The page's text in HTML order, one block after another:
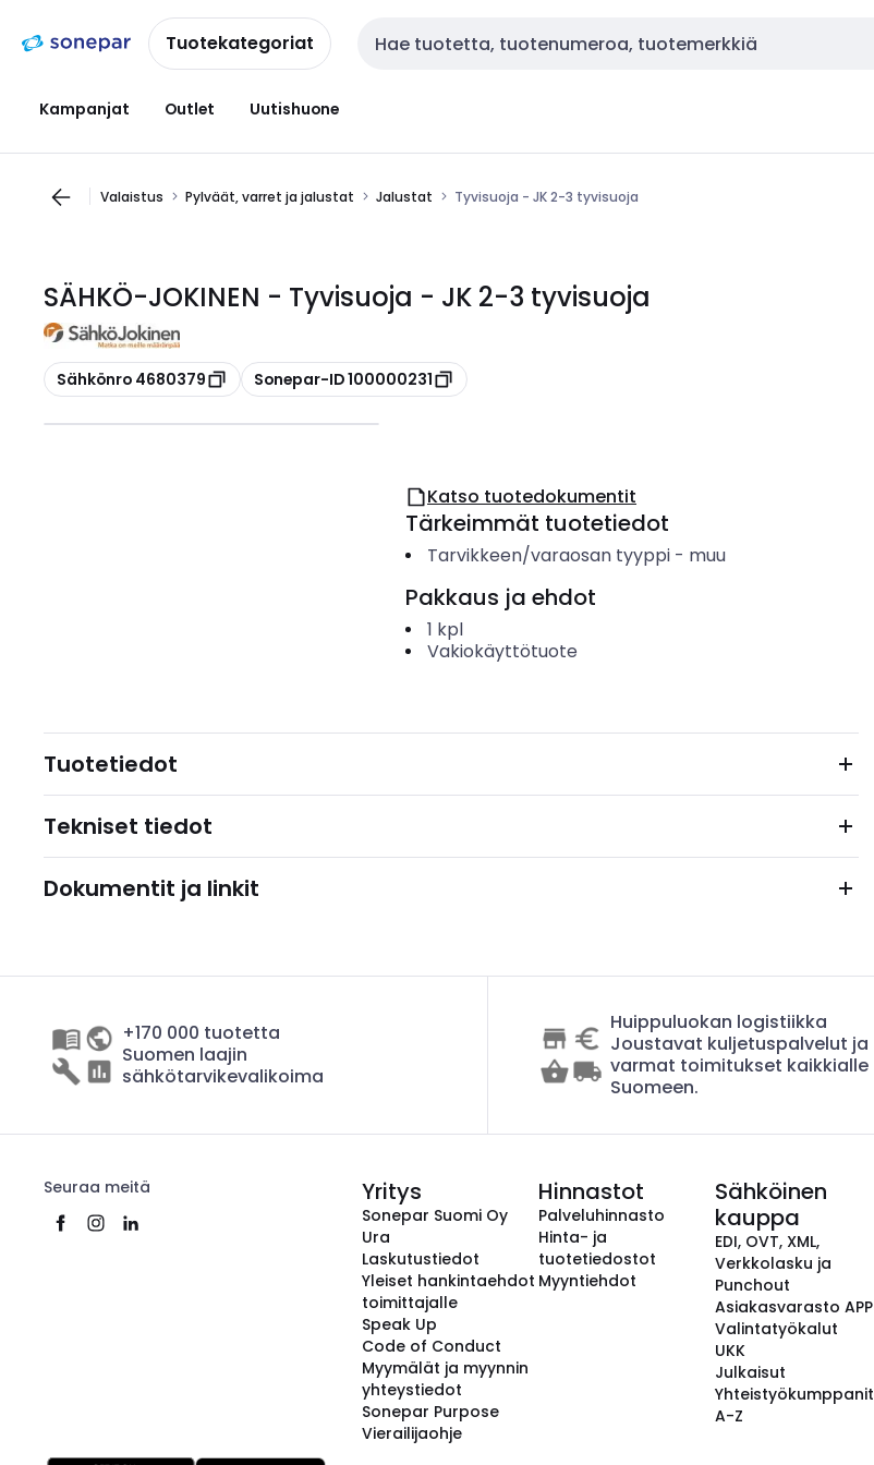
navigointiinsisältöönTuotekategoriat Haku
Kampanjat Outlet Uutishuone
Valaistus Pylväät, varret ja jalustat Jalustat Tyvisuoja - JK 2-3 tyvisuoja
SÄHKÖ-JOKINEN - Tyvisuoja - JK 2-3 tyvisuoja
Kopioi
Sähkönro 4680379 Kopioi
Sonepar-ID 100000231
Katso tuotedokumentit
Tärkeimmät tuotetiedot
Tarvikkeen/varaosan tyyppi- muu
Pakkaus ja ehdot
1 kpl
Vakiokäyttötuote
Tuotetiedot
Tekniset tiedot
Dokumentit ja linkit
+170 000 tuotetta
Suomen laajin
sähkötarvikevalikoima
Huippuluokan logistiikka
Joustavat kuljetuspalvelut ja
varmat toimitukset kaikkialle
Suomeen.
Seuraa meitä Yritys
Sonepar Suomi Oy
Ura
Laskutustiedot
Yleiset hankintaehdot
toimittajalle
Speak Up
Code of Conduct
Myymälät ja myynnin
yhteystiedot
Sonepar Purpose
Vierailijaohje
Hinnastot
Palveluhinnasto
Hinta- ja
tuotetiedostot
Myyntiehdot
Sähköinen
kauppa
EDI, OVT, XML,
Verkkolasku ja
Punchout
Asiakasvarasto APP
Valintatyökalut
UKK
Julkaisut
Yhteistyökumppanit
A-Z